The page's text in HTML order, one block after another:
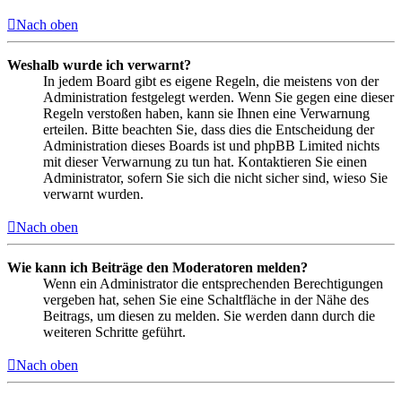
Nach oben
Weshalb wurde ich verwarnt?
In jedem Board gibt es eigene Regeln, die meistens von der
Administration festgelegt werden. Wenn Sie gegen eine dieser
Regeln verstoßen haben, kann sie Ihnen eine Verwarnung
erteilen. Bitte beachten Sie, dass dies die Entscheidung der
Administration dieses Boards ist und phpBB Limited nichts
mit dieser Verwarnung zu tun hat. Kontaktieren Sie einen
Administrator, sofern Sie sich die nicht sicher sind, wieso Sie
verwarnt wurden.
Nach oben
Wie kann ich Beiträge den Moderatoren melden?
Wenn ein Administrator die entsprechenden Berechtigungen
vergeben hat, sehen Sie eine Schaltfläche in der Nähe des
Beitrags, um diesen zu melden. Sie werden dann durch die
weiteren Schritte geführt.
Nach oben